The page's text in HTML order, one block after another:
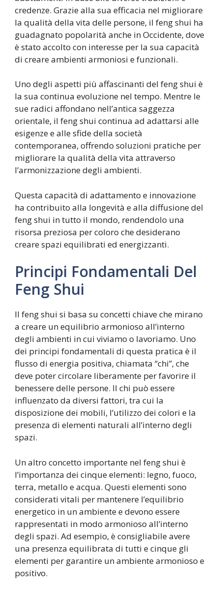
credenze. Grazie alla sua efficacia nel migliorare
la qualità della vita delle persone, il feng shui ha
guadagnato popolarità anche in Occidente, dove
è stato accolto con interesse per la sua capacità
di creare ambienti armoniosi e funzionali.
Uno degli aspetti più affascinanti del feng shui è
la sua continua evoluzione nel tempo. Mentre le
sue radici affondano nell’antica saggezza
orientale, il feng shui continua ad adattarsi alle
esigenze e alle sfide della società
contemporanea, offrendo soluzioni pratiche per
migliorare la qualità della vita attraverso
l’armonizzazione degli ambienti.
Questa capacità di adattamento e innovazione
ha contribuito alla longevità e alla diffusione del
feng shui in tutto il mondo, rendendolo una
risorsa preziosa per coloro che desiderano
creare spazi equilibrati ed energizzanti.
Principi Fondamentali Del
Feng Shui
Il feng shui si basa su concetti chiave che mirano
a creare un equilibrio armonioso all’interno
degli ambienti in cui viviamo o lavoriamo. Uno
dei principi fondamentali di questa pratica è il
flusso di energia positiva, chiamata “chi”, che
deve poter circolare liberamente per favorire il
benessere delle persone. Il chi può essere
influenzato da diversi fattori, tra cui la
disposizione dei mobili, l’utilizzo dei colori e la
presenza di elementi naturali all’interno degli
spazi.
Un altro concetto importante nel feng shui è
l’importanza dei cinque elementi: legno, fuoco,
terra, metallo e acqua. Questi elementi sono
considerati vitali per mantenere l’equilibrio
energetico in un ambiente e devono essere
rappresentati in modo armonioso all’interno
degli spazi. Ad esempio, è consigliabile avere
una presenza equilibrata di tutti e cinque gli
elementi per garantire un ambiente armonioso e
positivo.